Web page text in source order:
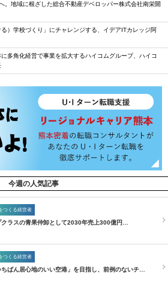
。地域に根ざした総合不動産デベロッパー株式会社南栄開
）学校づくり」にチャレンジする、イデアITカレッジ阿
多角化経営で事業を拡大するハイコムグループ、ハイコ
今週の人気記事
つくる経営者
クラスの青果仲卸として2030年売上300億円…
つくる経営者
ちばん居心地のいい空港」を目指し、前例のないチ…